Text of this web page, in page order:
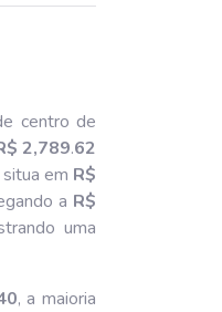
centro de
2,789.62
em R$
a R$
uma
, a maioria